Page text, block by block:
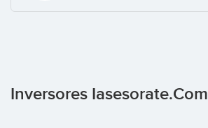
Inversores Iasesorate.com